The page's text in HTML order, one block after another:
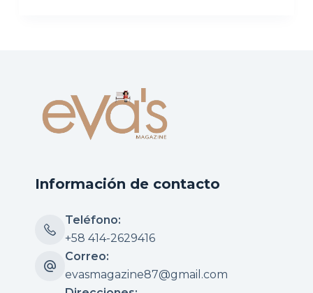
Información de contacto
Teléfono:
+58 414-2629416
Correo:
evasmagazine87@gmail.com